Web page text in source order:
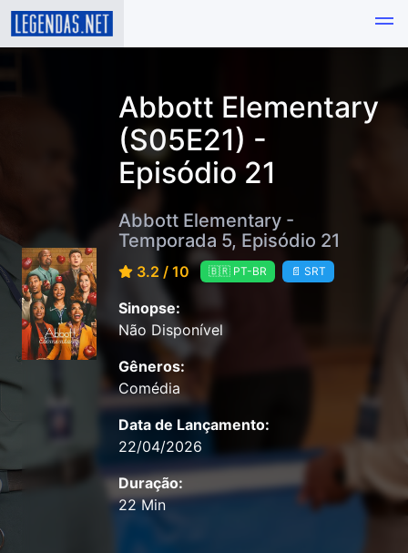
Abbott Elementary
(S05E21) -
Episódio 21
Abbott Elementary -
Temporada 5, Episódio 21
3.2 / 10 🇧🇷 PT-BR 📄 SRT
Sinopse:
Não Disponível
Gêneros:
Comédia
Data de Lançamento:
22/04/2026
Duração:
22 Min